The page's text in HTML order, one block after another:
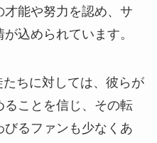
能や努力を認め、サ
込められています。
ちに対しては、彼らが
ことを信じ、その転
るファンも少なくあ